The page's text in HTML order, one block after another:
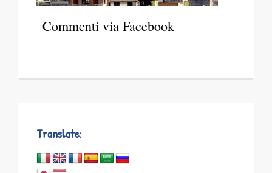
Commenti via Facebook
Translate: